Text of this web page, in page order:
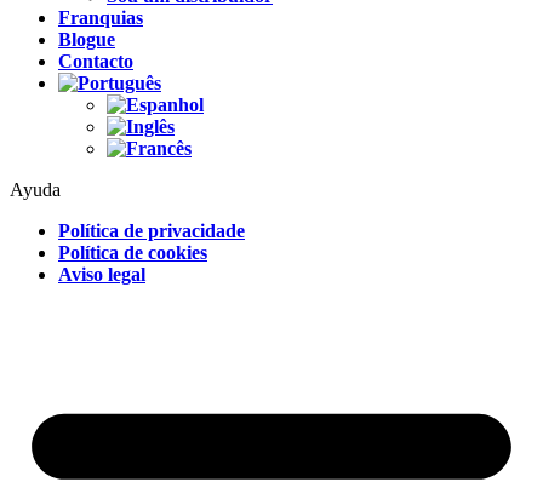
Franquias
Blogue
Contacto
Ayuda
Política de privacidade
Política de cookies
Aviso legal